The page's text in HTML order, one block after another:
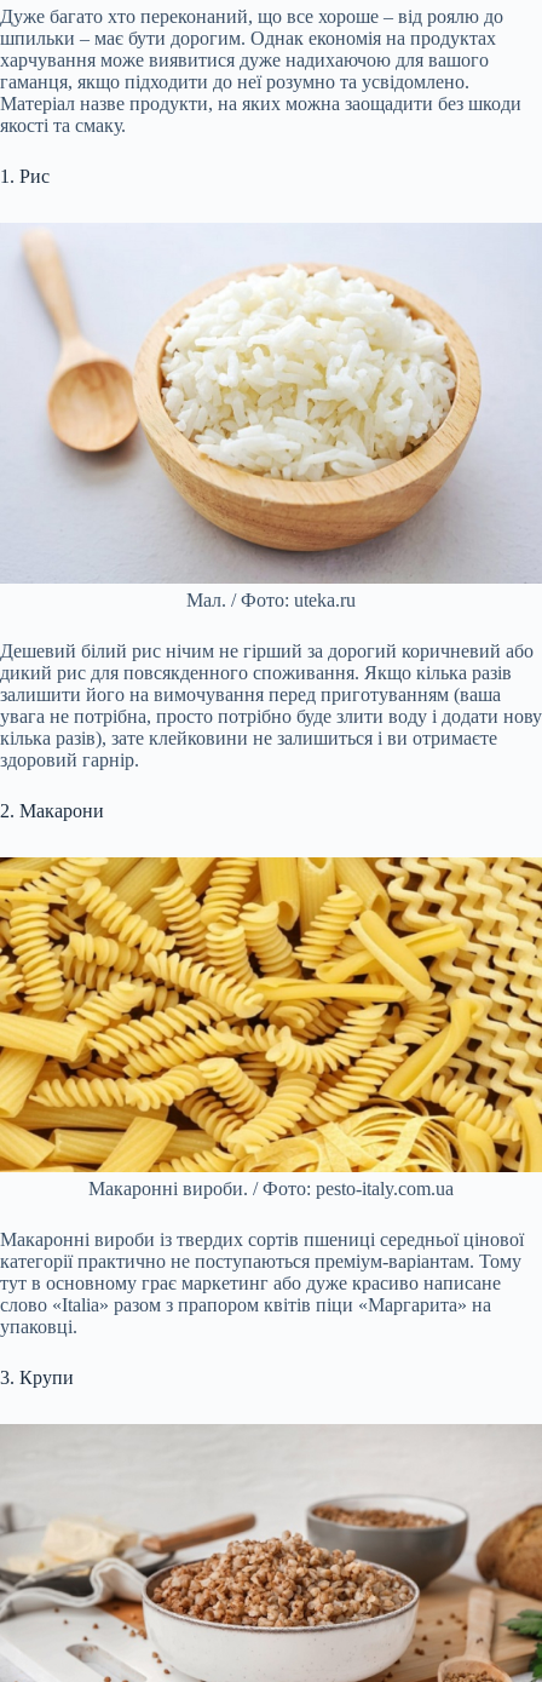
Дуже багато хто переконаний, що все хороше – від роялю до
шпильки – має бути дорогим. Однак економія на продуктах
харчування може виявитися дуже надихаючою для вашого
гаманця, якщо підходити до неї розумно та усвідомлено.
Матеріал назве продукти, на яких можна заощадити без шкоди
якості та смаку.
1. Рис
Мал. / Фото: uteka.ru
Дешевий білий рис нічим не гірший за дорогий коричневий або
дикий рис для повсякденного споживання. Якщо кілька разів
залишити його на вимочування перед приготуванням (ваша
увага не потрібна, просто потрібно буде злити воду і додати нову
кілька разів), зате клейковини не залишиться і ви отримаєте
здоровий гарнір.
2. Макарони
Макаронні вироби. / Фото: pesto-italy.com.ua
Макаронні вироби із твердих сортів пшениці середньої цінової
категорії практично не поступаються преміум-варіантам. Тому
тут в основному грає маркетинг або дуже красиво написане
слово «Italia» разом з прапором квітів піци «Маргарита» на
упаковці.
3. Крупи